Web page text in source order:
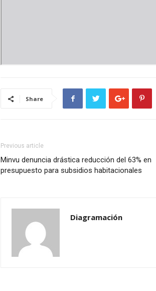
Share
Previous article
Minvu denuncia drástica reducción del 63% en
presupuesto para subsidios habitacionales
Diagramación